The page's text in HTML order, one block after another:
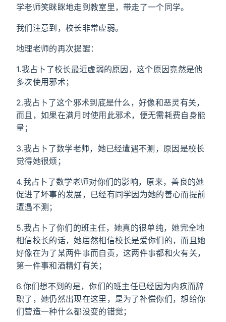
学老师笑眯眯地走到教室里，带走了一个同学。
我们注意到，校长非常虚弱。
地理老师的再次提醒：
1.我占卜了校长最近虚弱的原因，这个原因竟然是他
多次使用邪术；
2.我占卜了这个邪术到底是什么，好像和恶灵有关，
而且，如果在满月时使用此邪术，便无需耗费自身能
量；
3.我占卜了数学老师，她已经遭遇不测，原因是校长
觉得她很烦；
4.我占卜了数学老师对你们的影响，原来，善良的她
促进了坏事的发展，已经有同学因为她的善心而提前
遭遇不测；
5.我占卜了你们的班主任，她真的很单纯，她完全地
相信校长的话，她居然相信校长是爱你们的，而且她
好像在为了某两件事而自责，这两件事都和火有关，
第一件事和酒精灯有关；
6.你们想不到的是，你们的班主任已经因为内疚而辞
职了，她仍然出现在这里，是为了补偿你们，想给你
们营造一种什么都没变的错觉；